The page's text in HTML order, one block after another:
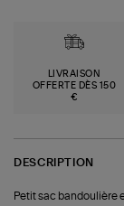
LIVRAISON
OFFERTE DÈS 150
€
DESCRIPTION
Petit sac bandoulière